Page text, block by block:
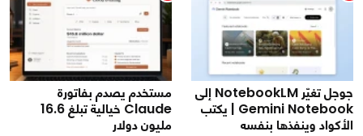
جوجل تغيّر NotebookLM إلى
Gemini Notebook | يكتب
الأكواد وينفذها بنفسه
مستخدم يصدم بفاتورة
Claude خيالية تبلغ 16.6
مليون دولار